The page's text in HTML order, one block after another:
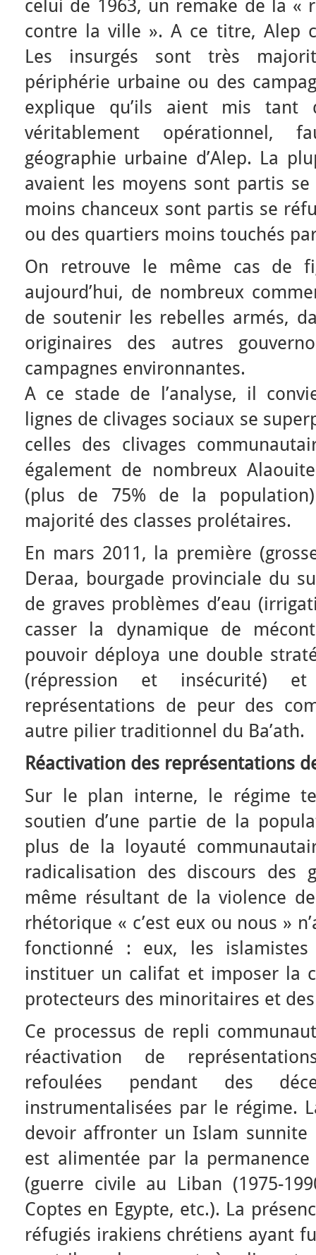
celui de 1963, un remake de la «
contre la ville ». A ce titre, Alep
Les insurgés sont très
périphérie urbaine ou des
explique qu’ils aient mis tant
véritablement opérationnel,
géographie urbaine d’Alep. La
avaient les moyens sont partis
moins chanceux sont partis se
ou des quartiers moins touchés
On retrouve le même cas de
aujourd’hui, de nombreux
de soutenir les rebelles armés,
originaires des autres
campagnes environnantes.
A ce stade de l’analyse, il
lignes de clivages sociaux se
celles des clivages
également de nombreux
(plus de 75% de la population)
majorité des classes prolétaires.
En mars 2011, la première
Deraa, bourgade provinciale du
de graves problèmes d’eau
casser la dynamique de
pouvoir déploya une double
(répression et insécurité)
représentations de peur des
autre pilier traditionnel du Ba’ath.
Réactivation des représentations
Sur le plan interne, le régime
soutien d’une partie de la
plus de la loyauté
radicalisation des discours des
même résultant de la violence
rhétorique « c’est eux ou nous »
fonctionné : eux, les
instituer un califat et imposer la
protecteurs des minoritaires et
Ce processus de repli
réactivation de
refoulées pendant des
instrumentalisées par le régime.
devoir affronter un Islam sunnite
est alimentée par la
(guerre civile au Liban (1975-
Coptes en Egypte, etc.). La
réfugiés irakiens chrétiens ayant